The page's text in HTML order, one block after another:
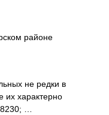
районе
не редки в
их характерно
…